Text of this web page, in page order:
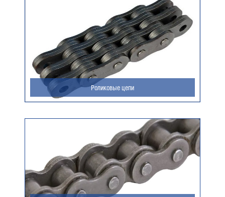
Роликовые цепи
Я даю согласие на обработку моих персональных
данных (ФИО/Компания, телефон, email) компанией
ООО «ЦЕПЬИНВЕСТ».
Посмотреть текст согласия